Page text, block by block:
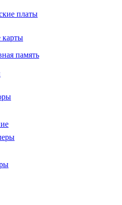
платы
карты
память